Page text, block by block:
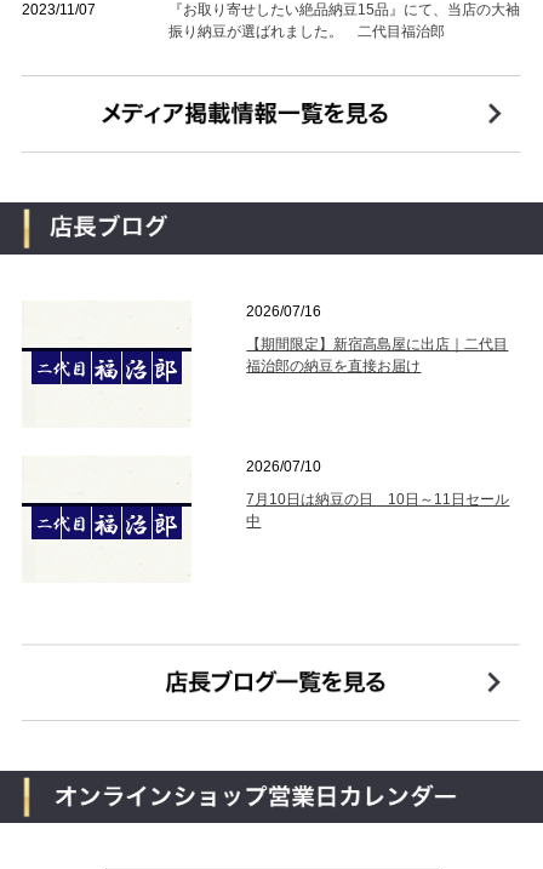
2023/11/07
『お取り寄せしたい絶品納豆15品』にて、当店の大袖
振り納豆が選ばれました。 二代目福治郎
2026/07/16
【期間限定】新宿高島屋に出店｜二代目
福治郎の納豆を直接お届け
2026/07/10
7月10日は納豆の日 10日～11日セール
中